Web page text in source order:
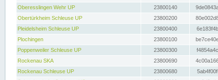
Oberesslingen Wehr UP
23800140
Obertürkheim Schleuse UP
23800200
Pleidelsheim Schleuse UP
23800400
Plochingen
23800100
Poppenweiler Schleuse UP
23800300
Rockenau SKA
23800690
Rockenau Schleuse UP
23800680